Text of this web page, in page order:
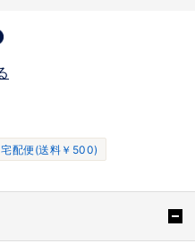
配便(送料￥500)